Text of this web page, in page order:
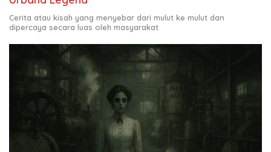
Cerita atau kisah yang menyebar dari mulut ke mulut dan
dipercaya secara luas oleh masyarakat